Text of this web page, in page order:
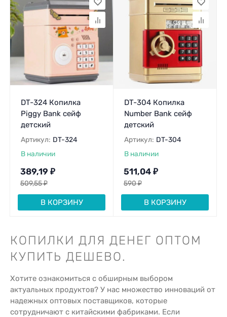
DT-324 Копилка
Piggy Bank сейф
детский
Артикул: DT-324
В наличии
389,19 ₽
509,55₽
В КОРЗИНУ
DT-304 Копилка
Number Bank сейф
детский
Артикул: DT-304
В наличии
511,04 ₽
590₽
В КОРЗИНУ
КОПИЛКИ ДЛЯ ДЕНЕГ ОПТОМ
КУПИТЬ ДЕШЕВО.
Хотите ознакомиться с обширным выбором
актуальных продуктов? У нас множество инноваций от
надежных оптовых поставщиков, которые
сотрудничают с китайскими фабриками. Если